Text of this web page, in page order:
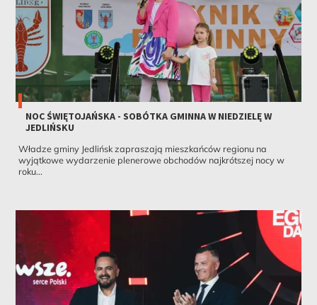
NOC ŚWIĘTOJAŃSKA - SOBÓTKA GMINNA W NIEDZIELĘ W
JEDLIŃSKU
Władze gminy Jedlińsk zapraszają mieszkańców regionu na
wyjątkowe wydarzenie plenerowe obchodów najkrótszej nocy w
roku...